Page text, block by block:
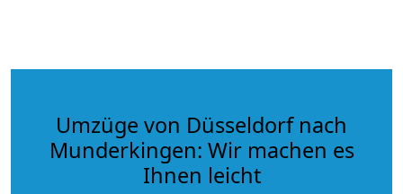
Umzüge von Düsseldorf nach
Munderkingen: Wir machen es
Ihnen leicht